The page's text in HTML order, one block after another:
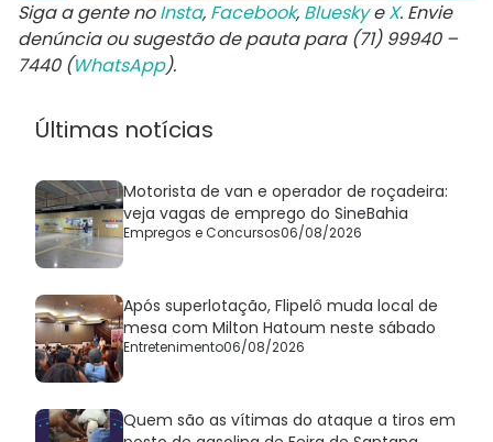
Siga a gente noInsta, Facebook, BlueskyeX. Envie
denúncia ou sugestão de pauta para (71) 99940 –
7440 (WhatsApp).
Últimas notícias
Motorista de van e operador de roçadeira:
veja vagas de emprego do SineBahia
Empregos e Concursos06/08/2026
Após superlotação, Flipelô muda local de
mesa com Milton Hatoum neste sábado
Entretenimento06/08/2026
Quem são as vítimas do ataque a tiros em